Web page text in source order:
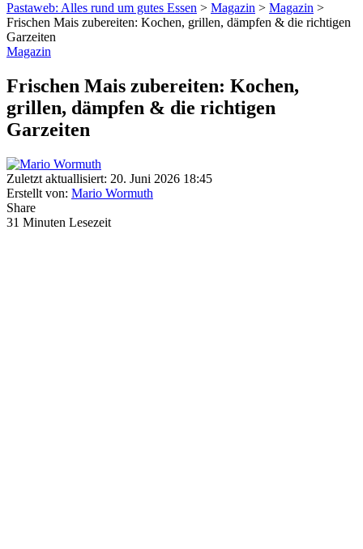
Pastaweb: Alles rund um gutes Essen > Magazin > Magazin >
Frischen Mais zubereiten: Kochen, grillen, dämpfen & die richtigen
Garzeiten
Magazin
Frischen Mais zubereiten: Kochen,
grillen, dämpfen & die richtigen
Garzeiten
Zuletzt aktuallisiert: 20. Juni 2026 18:45
Erstellt von: Mario Wormuth
Share
31 Minuten Lesezeit